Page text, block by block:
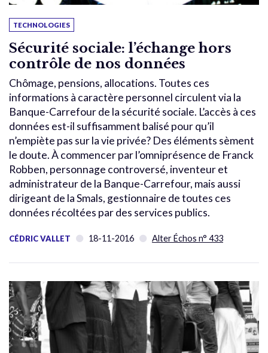
TECHNOLOGIES
Sécurité sociale: l’échange hors
contrôle de nos données
Chômage, pensions, allocations. Toutes ces
informations à caractère personnel circulent via la
Banque-Carrefour de la sécurité sociale. L’accès à ces
données est-il suffisamment balisé pour qu’il
n’empiète pas sur la vie privée? Des éléments sèment
le doute. À commencer par l’omniprésence de Franck
Robben, personnage controversé, inventeur et
administrateur de la Banque-Carrefour, mais aussi
dirigeant de la Smals, gestionnaire de toutes ces
données récoltées par des services publics.
CÉDRIC VALLET 18-11-2016 Alter Échos n° 433